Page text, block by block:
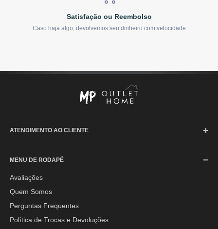
Satisfação ou Reembolso
Caso haja algo, devolvemos seu dinheiro com velocidade
ATENDIMENTO AO CLIENTE
Segunda à Sexta-feira: 08h às 17h30min
Sábado: 08h às 12h
WhatsApp:
(44) 9 8856-3798
MENU DE RODAPÉ
Avaliações
Quem Somos
Perguntas Frequentes
Política de Trocas e Devoluções